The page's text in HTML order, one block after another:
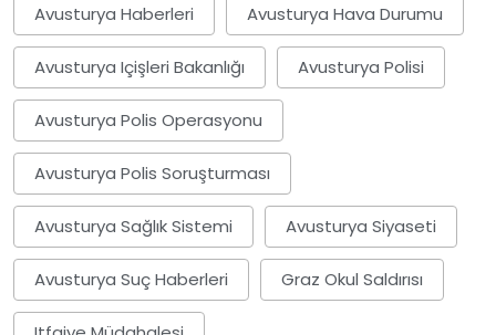
Avusturya Haberleri Avusturya Hava Durumu
Avusturya Içişleri Bakanlığı Avusturya Polisi
Avusturya Polis Operasyonu
Avusturya Polis Soruşturması
Avusturya Sağlık Sistemi Avusturya Siyaseti
Avusturya Suç Haberleri Graz Okul Saldırısı